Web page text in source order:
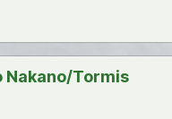
Nakano/Tormis